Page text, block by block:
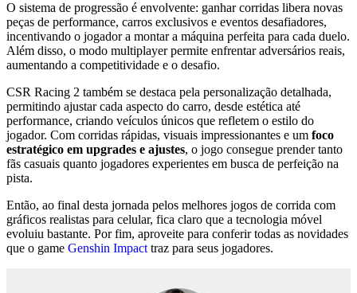
O sistema de progressão é envolvente: ganhar corridas libera novas
peças de performance, carros exclusivos e eventos desafiadores,
incentivando o jogador a montar a máquina perfeita para cada duelo.
Além disso, o modo multiplayer permite enfrentar adversários reais,
aumentando a competitividade e o desafio.
CSR Racing 2 também se destaca pela personalização detalhada,
permitindo ajustar cada aspecto do carro, desde estética até
performance, criando veículos únicos que refletem o estilo do
jogador. Com corridas rápidas, visuais impressionantes e um foco
estratégico em upgrades e ajustes, o jogo consegue prender tanto
fãs casuais quanto jogadores experientes em busca de perfeição na
pista.
Então, ao final desta jornada pelos melhores jogos de corrida com
gráficos realistas para celular, fica claro que a tecnologia móvel
evoluiu bastante. Por fim, aproveite para conferir todas as novidades
que o game Genshin Impact traz para seus jogadores.